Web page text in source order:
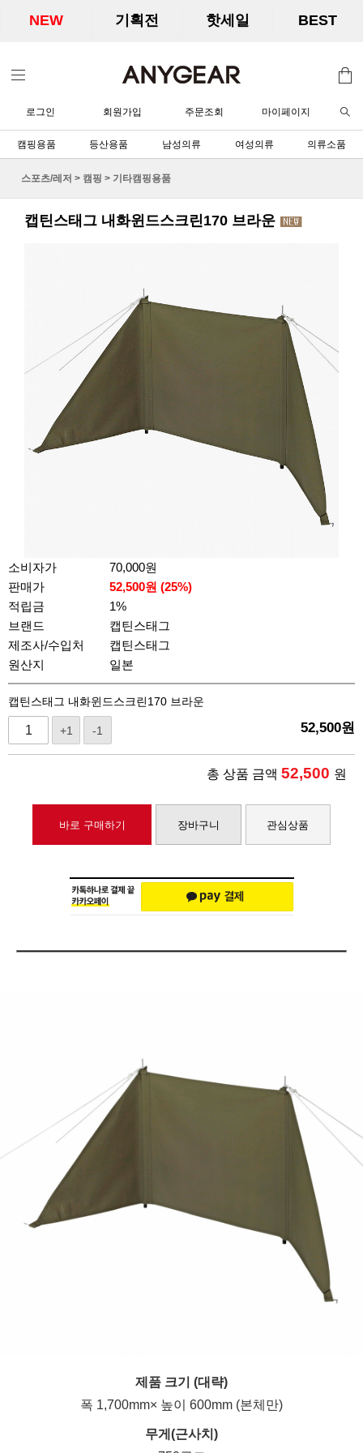
NEW 기획전 핫세일 BEST
로그인 회원가입 주문조회 마이페이지
캠핑용품 등산용품 남성의류 여성의류 의류소품
스포츠/레저 > 캠핑 > 기타캠핑용품
캡틴스태그 내화윈드스크린170 브라운
소비자가
70,000원
판매가
52,500원 (25%)
적립금
1%
브랜드
캡틴스태그
제조사/수입처
캡틴스태그
원산지
일본
캡틴스태그 내화윈드스크린170 브라운
+1 -1 52,500원
총 상품 금액 52,500 원
바로 구매하기 장바구니 관심상품
제품 크기 (대략)
폭 1,700mm× 높이 600mm (본체만)
무게(근사치)